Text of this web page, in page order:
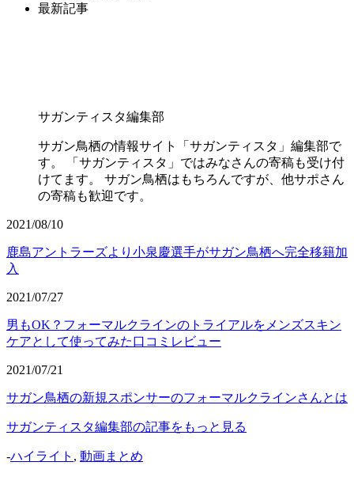
最新記事
サガンティスタ編集部
サガン鳥栖の情報サイト「サガンティスタ」編集部で
す。 「サガンティスタ」ではみなさんの寄稿も受け付
けてます。 サガン鳥栖はもちろんですが、他サポさん
の寄稿も歓迎です。
2021/08/10
鹿島アントラーズより小泉慶選手がサガン鳥栖へ完全移籍加
入
2021/07/27
男もOK？フォーマルクラインのトライアルをメンズスキン
ケアとして使ってみた口コミレビュー
2021/07/21
サガン鳥栖の新規スポンサーのフォーマルクラインさんとは
サガンティスタ編集部の記事をもっと見る
-ハイライト , 動画まとめ